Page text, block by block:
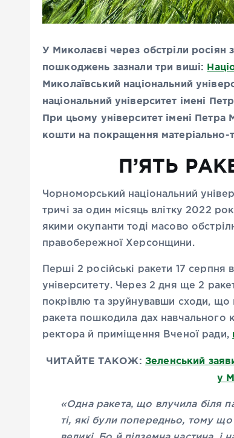
У Миколаєві через обстріли росіян
пошкоджень зазнали три виші:
Миколаївський національний
національний університет імені
При цьому університет імені Петра
кошти на покращення матеріально-
П’ЯТЬ
Чорноморський національний
тричі за один місяць влітку 2022
якими окупанти тоді масово
правобережної Херсонщини.
Перші 2 російські ракети 17 серпня
університету. Через 2 дня ще 2
покрівлю та зруйнувавши сходи,
ракета пошкодила дах навчального
ректора й приміщення Вченої ради,
ЧИТАЙТЕ ТАКОЖ: Зеленський
у
«Одна ракета, що влучила біля
ті, які були попередньо, тому